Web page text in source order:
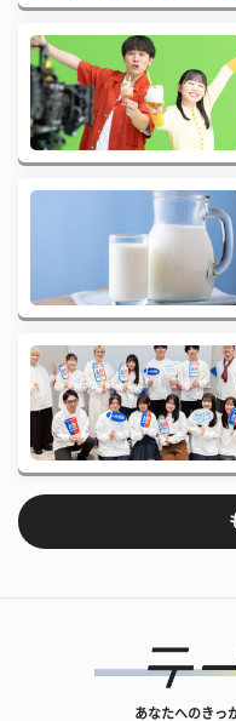
あなたへのきっ